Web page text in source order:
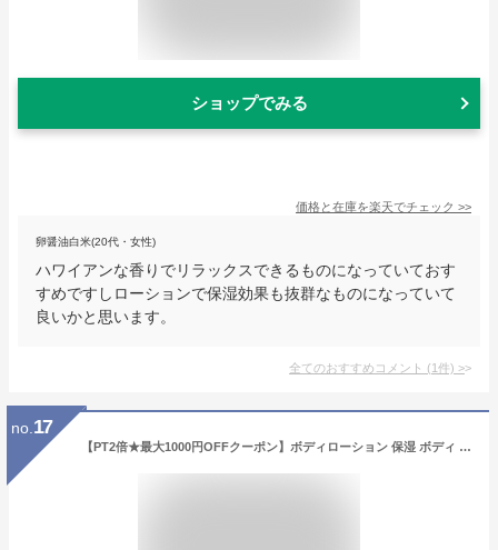
ショップでみる
価格と在庫を楽天でチェック >>
卵醤油白米(20代・女性)
ハワイアンな香りでリラックスできるものになっていておす
すめですしローションで保湿効果も抜群なものになっていて
良いかと思います。
全てのおすすめコメント (1件) >
no. 17
【PT2倍★最大1000円OFFクーポン】ボディローション 保湿 ボディ からだ 体 LANIKAIボディローション LANIKAI ラニカイ 南国 リゾート ハワイ トロピカル ココナッツ マンゴー プルメリア バニラ ピカケ ビーチ 香り made in hawaii